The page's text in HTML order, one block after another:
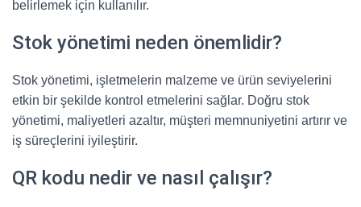
belirlemek için kullanılır.
Stok yönetimi neden önemlidir?
Stok yönetimi, işletmelerin malzeme ve ürün seviyelerini
etkin bir şekilde kontrol etmelerini sağlar. Doğru stok
yönetimi, maliyetleri azaltır, müşteri memnuniyetini artırır ve
iş süreçlerini iyileştirir.
QR kodu nedir ve nasıl çalışır?